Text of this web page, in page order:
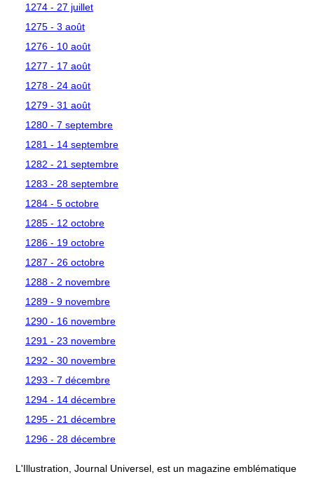
1274 - 27 juillet
1275 - 3 août
1276 - 10 août
1277 - 17 août
1278 - 24 août
1279 - 31 août
1280 - 7 septembre
1281 - 14 septembre
1282 - 21 septembre
1283 - 28 septembre
1284 - 5 octobre
1285 - 12 octobre
1286 - 19 octobre
1287 - 26 octobre
1288 - 2 novembre
1289 - 9 novembre
1290 - 16 novembre
1291 - 23 novembre
1292 - 30 novembre
1293 - 7 décembre
1294 - 14 décembre
1295 - 21 décembre
1296 - 28 décembre
L'Illustration, Journal Universel, est un magazine emblématique